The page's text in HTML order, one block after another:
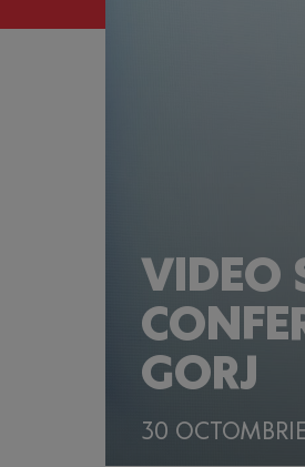
30
VIDEO
GORJ